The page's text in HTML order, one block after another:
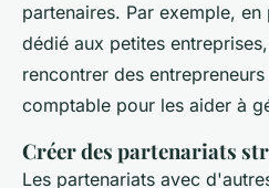
partenaires. Par exemple,
dédié aux petites
rencontrer des
comptable pour les aider à
Créer des partenariats
Les partenariats avec